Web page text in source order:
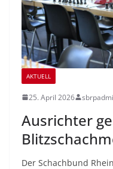
AKTUELL
25. April 2026
Ausrichter
Der Schachbund